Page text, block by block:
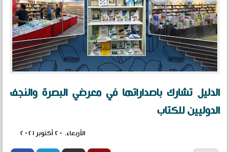
الدليل تشارك باصداراتها في معرضي البصرة والنجف
الدوليين للكتاب
الأربعاء، ٢٠ أكتوبر ٢٠٢١